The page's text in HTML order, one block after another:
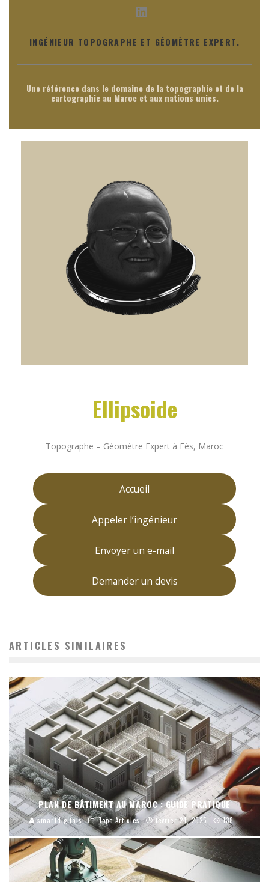
LinkedIn
INGÉNIEUR TOPOGRAPHE ET GÉOMÈTRE EXPERT.
Une référence dans le domaine de la topographie et de la
cartographie au Maroc et aux nations unies.
Ellipsoide
Topographe – Géomètre Expert à Fès, Maroc
Accueil
Appeler l’ingénieur
Envoyer un e-mail
Demander un devis
ARTICLES SIMILAIRES
PLAN DE BÂTIMENT AU MAROC : GUIDE PRATIQUE
smartdigitals Topo Articles février 24, 2025 138